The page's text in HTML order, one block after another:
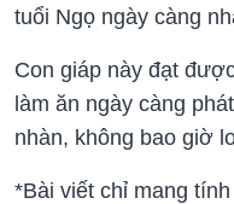
tuổi Ngọ ngày càng
Con giáp này đạt
làm ăn ngày càng
nhàn, không bao giờ
*Bài viết chỉ mang